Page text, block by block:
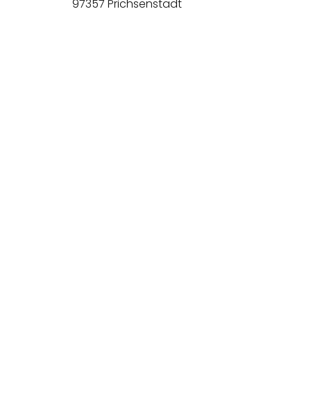
97357 Prichsenstadt